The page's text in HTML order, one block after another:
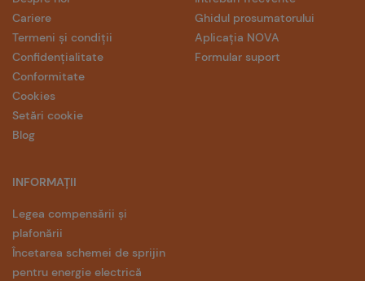
Cariere
Termeni și condiții
Confidențialitate
Conformitate
Cookies
Setări cookie
Blog
INFORMAȚII
Legea compensării și
plafonării
Încetarea schemei de sprijin
pentru energie electrică
Ghidul prosumatorului
Aplicația NOVA
Formular suport